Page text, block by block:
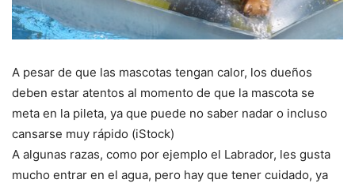
A pesar de que las mascotas tengan calor, los dueños
deben estar atentos al momento de que la mascota se
meta en la pileta, ya que puede no saber nadar o incluso
cansarse muy rápido (iStock)
A algunas razas, como por ejemplo el Labrador, les gusta
mucho entrar en el agua, pero hay que tener cuidado, ya